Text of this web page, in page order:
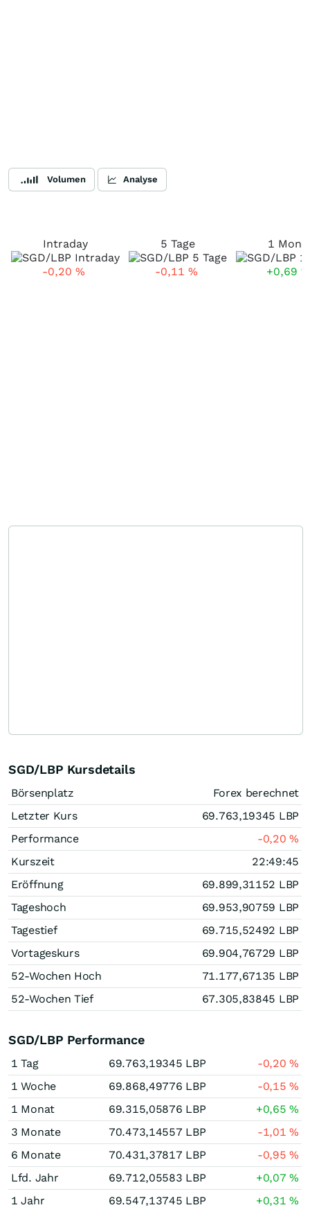
Volumen Analyse
Intraday
-0,20 %
5 Tage
-0,11 %
1
+0,69 %
SGD/LBP Kursdetails
Börsenplatz
Forex berechnet
Letzter Kurs
69.763,19345 LBP
Performance
-0,20%
Kurszeit
22:49:45
Eröffnung
69.899,31152 LBP
Tageshoch
69.953,90759 LBP
Tagestief
69.715,52492 LBP
Vortageskurs
69.904,76729 LBP
52-Wochen Hoch
71.177,67135 LBP
52-Wochen Tief
67.305,83845 LBP
SGD/LBP Performance
1 Tag 69.763,19345 LBP -0,20%
1 Woche
69.868,49776 LBP -0,15%
1 Monat
69.315,05876 LBP +0,65%
3 Monate
70.473,14557 LBP -1,01%
6 Monate
70.431,37817 LBP -0,95%
Lfd. Jahr
69.712,05583 LBP +0,07%
1 Jahr
69.547,13745 LBP +0,31%